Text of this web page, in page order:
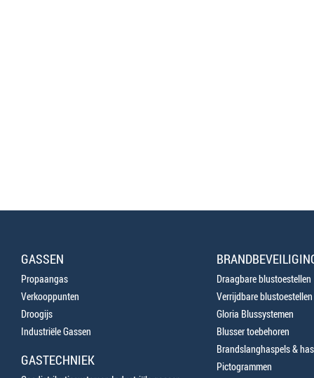
GASSEN
Propaangas
Verkooppunten
Droogijs
Industriële Gassen
GASTECHNIEK
Draagbare blustoestellen
Verrijdbare blustoestellen
Gloria Blussystemen
Blusser toebehoren
Brandslanghaspels &
Pictogrammen